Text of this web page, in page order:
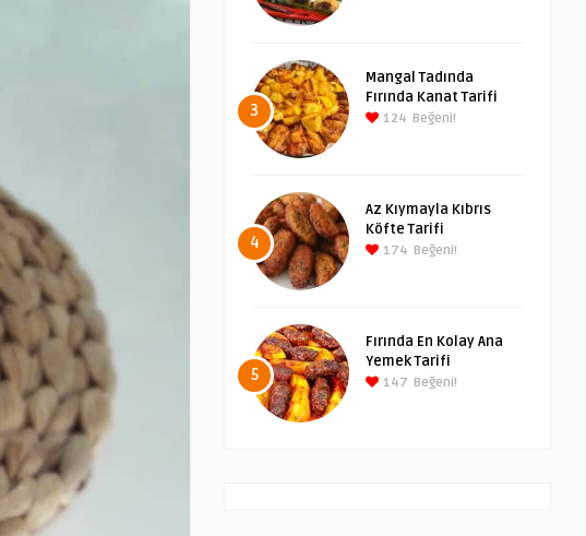
3
Mangal Tadında
Fırında Kanat Tarifi
124 Beğeni!
4
Az Kıymayla Kıbrıs
Köfte Tarifi
174 Beğeni!
5
Fırında En Kolay Ana
Yemek Tarifi
147 Beğeni!